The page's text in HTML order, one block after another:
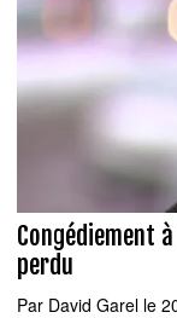
Congédiement
perdu
Par David Garel le